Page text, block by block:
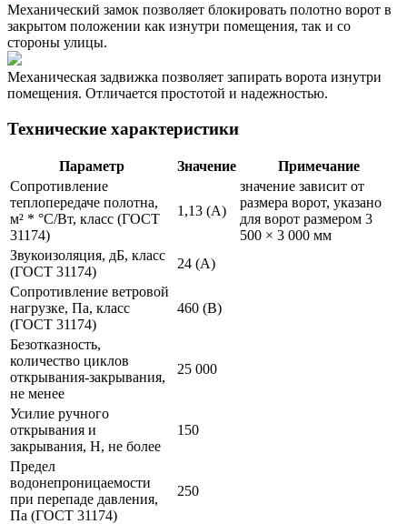
Механический замок позволяет блокировать полотно ворот в
закрытом положении как изнутри помещения, так и со
стороны улицы.
Механическая задвижка позволяет запирать ворота изнутри
помещения. Отличается простотой и надежностью.
Технические характеристики
Параметр Значение
Примечание
Сопротивление
теплопередаче полотна,
м² * °С/Вт, класс (ГОСТ
31174)
1,13 (А)
значение зависит от
размера ворот, указано
для ворот размером 3
500 × 3 000 мм
Звукоизоляция, дБ, класс
(ГОСТ 31174)
24 (А)
Сопротивление ветровой
нагрузке, Па, класс
(ГОСТ 31174)
460 (В)
Безотказность,
количество циклов
открывания-закрывания,
не менее
25 000
Усилие ручного
открывания и
закрывания, Н, не более
150
Предел
водонепроницаемости
при перепаде давления,
Па (ГОСТ 31174)
250